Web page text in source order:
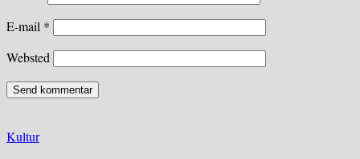
E-mail *
Websted
Kultur